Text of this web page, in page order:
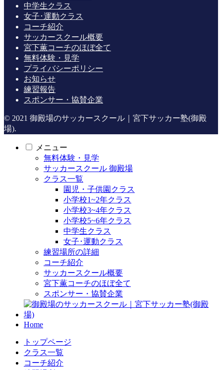
中学生クラス
女子･運動クラス
コーチ紹介
サッカースクール概要
宮下薫コーチのほぼ全て
無料体験・見学
プライバシーポリシー
お知らせ
練習報告
スポンサー・協賛企業
© 2021 御殿場のサッカースクール｜宮下サッカー塾(御殿
場).
メニュー
無料体験・見学
サッカースクール 御殿場
クラス一覧
園児・子供園クラス
小学校1~2年クラス
小学校3~4年クラス
小学校5~6年クラス
中学生クラス
女子･運動クラス
練習場所の詳細
コーチ紹介
サッカースクール概要
宮下薫コーチのほぼ全て
スポンサー・協賛企業
Home
トップページ
クラス一覧
コーチ紹介